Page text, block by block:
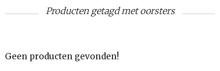
Producten getagd met oorsters
Geen producten gevonden!